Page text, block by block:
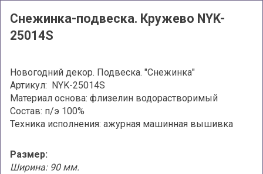
Снежинка-подвеска. Кружево NYK-
25014S
Новогодний декор. Подвеска. "Снежинка"
Артикул: NYK-25014S
Материал основа: флизелин водорастворимый
Состав: п/э 100%
Техника исполнения: ажурная машинная вышивка
Размер:
Ширина: 90 мм.